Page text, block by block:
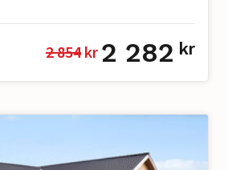
2 854 kr 2 282 kr